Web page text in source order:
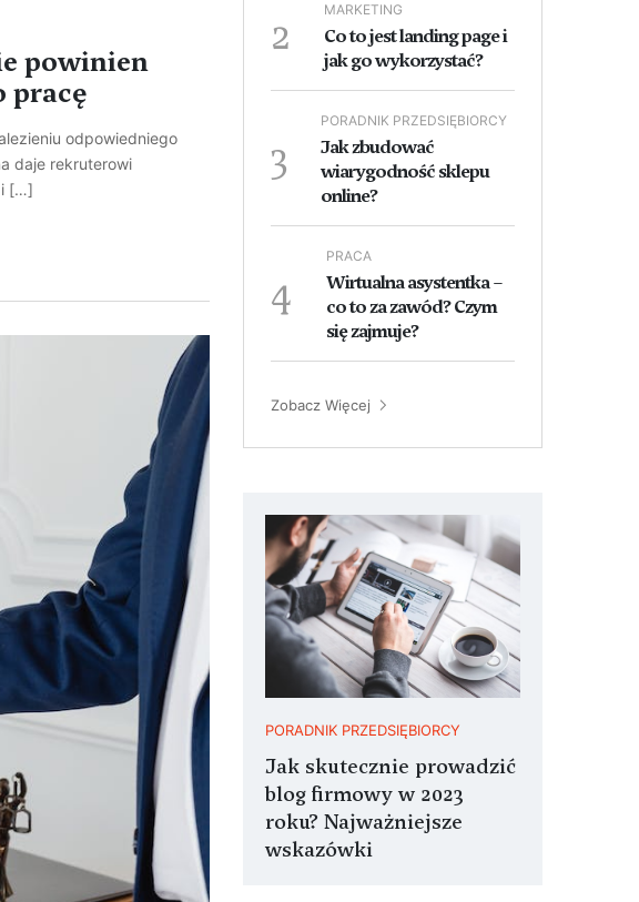
powinien
pracę
odpowiedniego
daje rekruterowi
i […]
2 MARKETING
Co to jest landing page i
jak go wykorzystać?
3
PORADNIK PRZEDSIĘBIORCY
Jak zbudować
wiarygodność sklepu
online?
4
PRACA
Wirtualna asystentka –
co to za zawód? Czym
się zajmuje?
Zobacz Więcej
PORADNIK PRZEDSIĘBIORCY
Jak skutecznie prowadzić
blog firmowy w 2023
roku? Najważniejsze
wskazówki